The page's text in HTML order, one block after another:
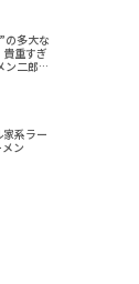
の多大な
重すぎ
ン二郎
系ラー
ン